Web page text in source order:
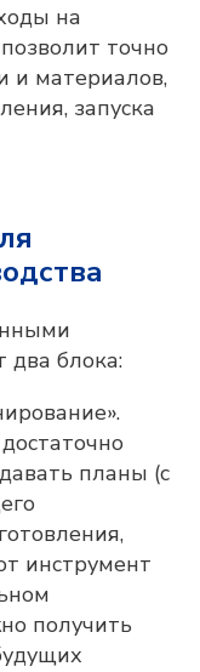
на
точно
и материалов,
запуска
два блока:
планы (с
инструмент
получить